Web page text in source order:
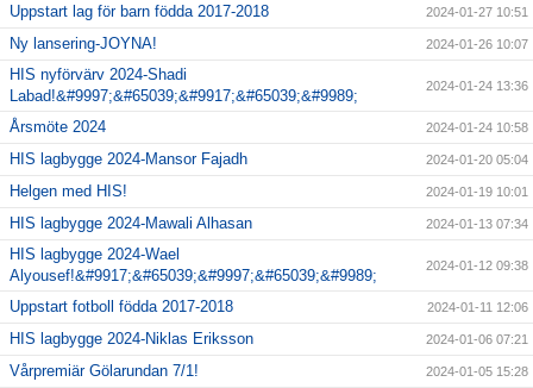
Uppstart lag för barn födda 2017-2018 2024-01-27 10:51
Ny lansering-JOYNA! 2024-01-26 10:07
HIS nyförvärv 2024-Shadi
Labad!&#9997;&#65039;&#9917;&#65039;&#9989;
2024-01-24 13:36
Årsmöte 2024 2024-01-24 10:58
HIS lagbygge 2024-Mansor Fajadh 2024-01-20 05:04
Helgen med HIS! 2024-01-19 10:01
HIS lagbygge 2024-Mawali Alhasan 2024-01-13 07:34
HIS lagbygge 2024-Wael
Alyousef!&#9917;&#65039;&#9997;&#65039;&#9989;
2024-01-12 09:38
Uppstart fotboll födda 2017-2018 2024-01-11 12:06
HIS lagbygge 2024-Niklas Eriksson 2024-01-06 07:21
Vårpremiär Gölarundan 7/1! 2024-01-05 15:28